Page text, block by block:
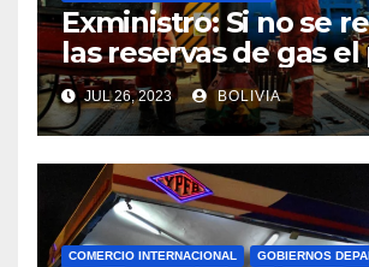
Exministro: Si no se
las reservas de gas el
comenzará a
millonario
JUL 26, 2023 BOLIVIA
COMERCIO INTERNACIONAL GOBIERNOS